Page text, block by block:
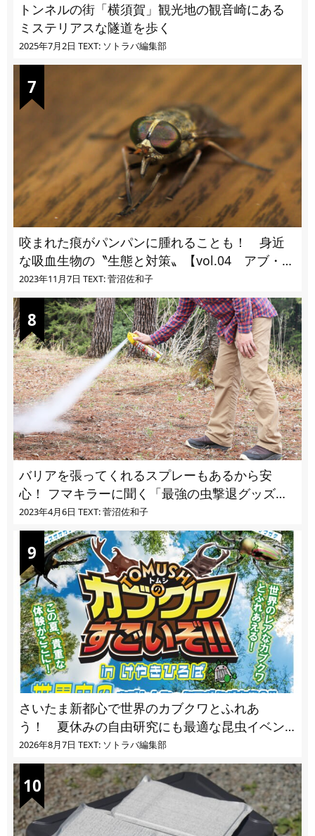
トンネルの街「横須賀」観光地の観音崎にある
ミステリアスな隧道を歩く
2025年7月2日 TEXT: ソトラバ編集部
咬まれた痕がパンパンに腫れることも！ 身近
な吸血生物の〝生態と対策〟【vol.04 アブ・ブ
ユ・ヌカカ】
2023年11月7日 TEXT: 菅沼佐和子
バリアを張ってくれるスプレーもあるから安
心！ フマキラーに聞く「最強の虫撃退グッズ
vol.4」【キャンプサイトで使う虫よけ】
2023年4月6日 TEXT: 菅沼佐和子
さいたま新都心で世界のカブクワとふれあ
う！ 夏休みの自由研究にも最適な昆虫イベン
ト
2026年8月7日 TEXT: ソトラバ編集部